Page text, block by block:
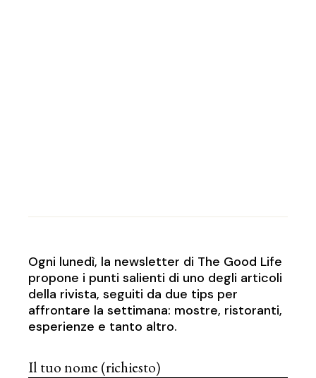
Ogni lunedì, la newsletter di The Good Life
propone i punti salienti di uno degli articoli
della rivista, seguiti da due tips per
affrontare la settimana: mostre, ristoranti,
esperienze e tanto altro.
Il tuo nome (richiesto)